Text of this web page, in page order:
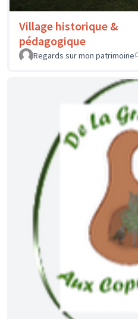
Village historique &
pédagogique
Regards sur mon patrimoine